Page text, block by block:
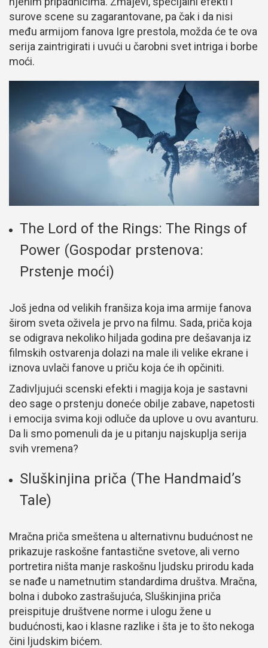
surove scene su zagarantovane, pa čak i da nisi
među armijom fanova Igre prestola, možda će te ova
serija zaintrigirati i uvući u čarobni svet intriga i borbe
moći.
The Lord of the Rings: The Rings of
Power (Gospodar prstenova:
Prstenje moći)
Još jedna od velikih franšiza koja ima armije fanova
širom sveta oživela je prvo na filmu. Sada, priča koja
se odigrava nekoliko hiljada godina pre dešavanja iz
filmskih ostvarenja dolazi na male ili velike ekrane i
iznova uvlači fanove u priču koja će ih opčiniti.
Zadivljujući scenski efekti i magija koja je sastavni
deo sage o prstenju doneće obilje zabave, napetosti
i emocija svima koji odluče da uplove u ovu avanturu.
Da li smo pomenuli da je u pitanju najskuplja serija
svih vremena?
Sluškinjina priča (The Handmaid’s
Tale)
Mračna priča smeštena u alternativnu budućnost ne
prikazuje raskošne fantastične svetove, ali verno
portretira ništa manje raskošnu ljudsku prirodu kada
se nađe u nametnutim standardima društva. Mračna,
bolna i duboko zastrašujuća, Sluškinjina priča
preispituje društvene norme i ulogu žene u
budućnosti, kao i klasne razlike i šta je to što nekoga
čini ljudskim bićem.